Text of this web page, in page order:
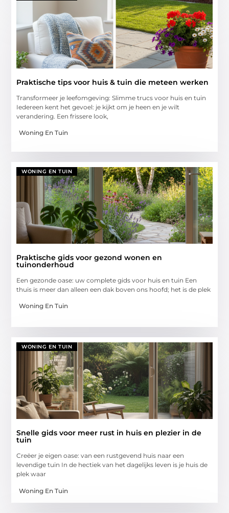
Praktische tips voor huis & tuin die meteen werken
Transformeer je leefomgeving: Slimme trucs voor huis en tuin
Iedereen kent het gevoel: je kijkt om je heen en je wilt
verandering. Een frissere look,
Woning En Tuin
WONING EN TUIN
Praktische gids voor gezond wonen en
tuinonderhoud
Een gezonde oase: uw complete gids voor huis en tuin Een
thuis is meer dan alleen een dak boven ons hoofd; het is de plek
Woning En Tuin
WONING EN TUIN
Snelle gids voor meer rust in huis en plezier in de
tuin
Creëer je eigen oase: van een rustgevend huis naar een
levendige tuin In de hectiek van het dagelijks leven is je huis de
plek waar
Woning En Tuin